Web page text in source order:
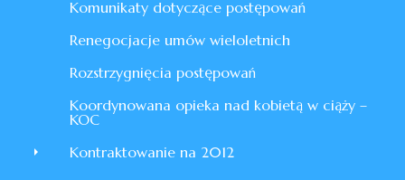
Komunikaty dotyczące postępowań
Renegocjacje umów wieloletnich
Rozstrzygnięcia postępowań
Koordynowana opieka nad kobietą w ciąży –
KOC
Kontraktowanie na 2012